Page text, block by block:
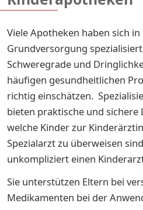
Viele Apotheken haben sich
Grundversorgung
Schweregrade und
häufigen gesundheitlichen
richtig einschätzen.
bieten praktische und sichere
welche Kinder zur
Spezialarzt zu überweisen
unkompliziert einen
Sie unterstützen Eltern bei
Medikamenten bei der